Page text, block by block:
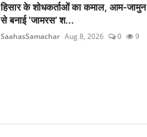
हिसार के शोधकर्ताओं का कमाल, आम-जामुन
से बनाई ‘जामरस’ श...
SaahasSamachar Aug 8, 2026 0 9